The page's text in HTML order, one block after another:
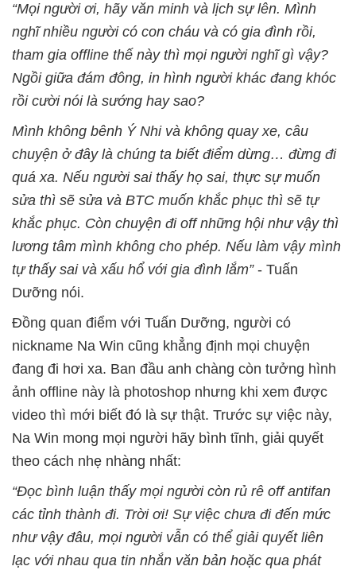
“Mọi người ơi, hãy văn minh và lịch sự lên. Mình
nghĩ nhiều người có con cháu và có gia đình rồi,
tham gia offline thế này thì mọi người nghĩ gì vậy?
Ngồi giữa đám đông, in hình người khác đang khóc
rồi cười nói là sướng hay sao?
Mình không bênh Ý Nhi và không quay xe, câu
chuyện ở đây là chúng ta biết điểm dừng… đừng đi
quá xa. Nếu người sai thấy họ sai, thực sự muốn
sửa thì sẽ sửa và BTC muốn khắc phục thì sẽ tự
khắc phục. Còn chuyện đi off những hội như vậy thì
lương tâm mình không cho phép. Nếu làm vậy mình
tự thấy sai và xấu hổ với gia đình lắm”- Tuấn
Dưỡng nói.
Đồng quan điểm với Tuấn Dưỡng, người có
nickname Na Win cũng khẳng định mọi chuyện
đang đi hơi xa. Ban đầu anh chàng còn tưởng hình
ảnh offline này là photoshop nhưng khi xem được
video thì mới biết đó là sự thật. Trước sự việc này,
Na Win mong mọi người hãy bình tĩnh, giải quyết
theo cách nhẹ nhàng nhất:
“Đọc bình luận thấy mọi người còn rủ rê off antifan
các tỉnh thành đi. Trời ơi! Sự việc chưa đi đến mức
như vậy đâu, mọi người vẫn có thể giải quyết liên
lạc với nhau qua tin nhắn văn bản hoặc qua phát